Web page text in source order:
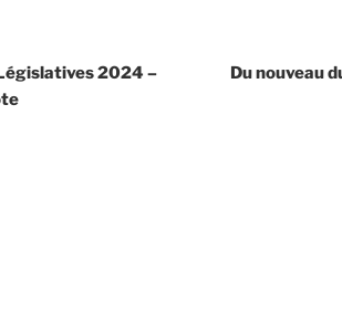
2024 –
Du nouveau